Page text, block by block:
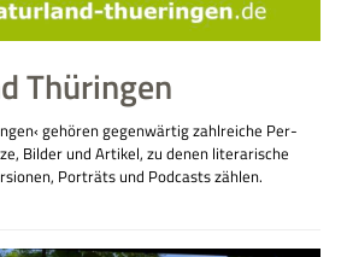
Thüringen
gehören gegenwärtig zahlreiche Per­
Bil­der und Arti­kel, zu denen literarische
Porträts und Podcasts zählen.